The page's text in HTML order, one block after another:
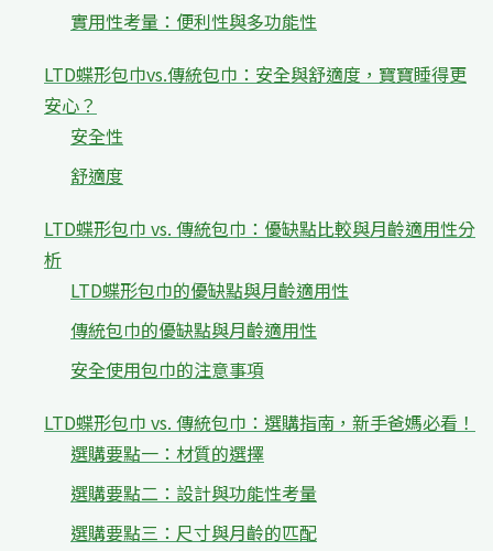
實用性考量：便利性與多功能性
LTD蝶形包巾vs.傳統包巾：安全與舒適度，寶寶睡得更
安心？
安全性
舒適度
LTD蝶形包巾 vs. 傳統包巾：優缺點比較與月齡適用性分
析
LTD蝶形包巾的優缺點與月齡適用性
傳統包巾的優缺點與月齡適用性
安全使用包巾的注意事項
LTD蝶形包巾 vs. 傳統包巾：選購指南，新手爸媽必看！
選購要點一：材質的選擇
選購要點二：設計與功能性考量
選購要點三：尺寸與月齡的匹配